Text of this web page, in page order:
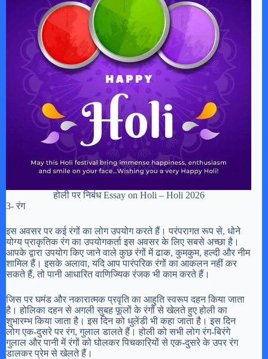
होली पर निबंध Essay on Holi – Holi 2026
3- रंग
इस अवसर पर कई रंगों का लोग उपयोग करते हैं। परंपरागत रूप से, धोने
योग्य प्राकृतिक रंग का उपयोगकर्ता इस अवसर के लिए सबसे अच्छा है।
आपके द्वारा उपयोग किए जाने वाले कुछ रंगों में ढाक, कुमकुम, हल्दी और नीम
शामिल हैं। इसके अलावा, यदि आप पारंपरिक रंगों का आकलन नहीं कर
सकते हैं, तो पानी आधारित वाणिज्यिक रंजक भी काम करते हैं।
जिस पर घमंड और नकारात्मक प्रवृति का आहुति स्वरूप दहन किया जाता
है। होलिका दहन से अगली सुबह फूलों के रंगों से खेलते हुए होली का
शुभारम्भ किया जाता है। इस दिन को धुलेंडी भी कहा जाता है। इस दिन
लोग एक-दुसरे पर रंग, गुलाल डालते हैं। होली को सभी लोग रंग-बिरंगे
गुलाल और पानी में रंगों को घोलकर पिचकारियों से एक-दुसरे के उपर रंग
डालकर प्रेम से खेलते हैं।